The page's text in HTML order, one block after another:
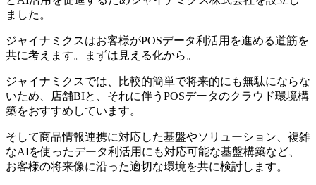
ました。
ジャイナミクスはお客様がPOSデータ利活用を進める道筋を
共に考えます。まずは見える化から。
ジャイナミクスでは、比較的簡単で将来的にも無駄にならな
いため、店舗BIと、それに伴うPOSデータのクラウド環境構
築をおすすめしています。
そして商品情報連携に対応した基盤やソリューション、複雑
なAIを使ったデータ利活用にも対応可能な基盤構築など、
お客様の将来像に沿った適切な環境を共に検討します。